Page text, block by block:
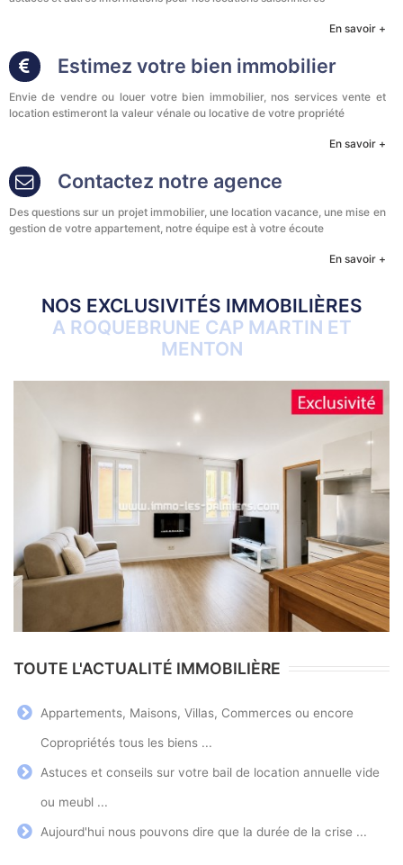
En savoir +
Estimez votre bien immobilier
Envie de vendre ou louer votre bien immobilier, nos services vente et
location estimeront la valeur vénale ou locative de votre propriété
En savoir +
Contactez notre agence
Des questions sur un projet immobilier, une location vacance, une mise en
gestion de votre appartement, notre équipe est à votre écoute
En savoir +
NOS EXCLUSIVITÉS IMMOBILIÈRES
A ROQUEBRUNE CAP MARTIN ET
MENTON
TOUTE L'ACTUALITÉ IMMOBILIÈRE
Appartements, Maisons, Villas, Commerces ou encore
Copropriétés tous les biens ...
Astuces et conseils sur votre bail de location annuelle vide
ou meubl ...
Aujourd'hui nous pouvons dire que la durée de la crise ...